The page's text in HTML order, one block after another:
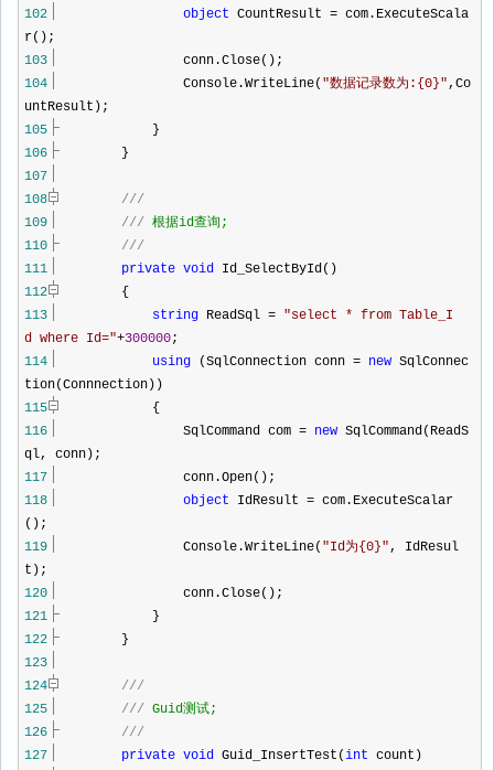
102
object CountResult = com.ExecuteScala
r();
103
conn.Close();
104
Console.WriteLine( "数据记录数为:{0}",Co
untResult);
105
}
106
}
107
108
///
109
/// 根据id查询;
110
///
111
private void Id_SelectById()
112
{
113
string ReadSql = "select * from Table_I
d where Id="+300000;
114
using (SqlConnection conn = new SqlConnec
tion(Connnection))
115
{
116
SqlCommand com = new SqlCommand(ReadS
ql, conn);
117
conn.Open();
118
object IdResult = com.ExecuteScalar
();
119
Console.WriteLine( "Id为{0}", IdResul
t);
120
conn.Close();
121
}
122
}
123
124
///
125
/// Guid测试;
126
///
127
private void Guid_InsertTest(int count)